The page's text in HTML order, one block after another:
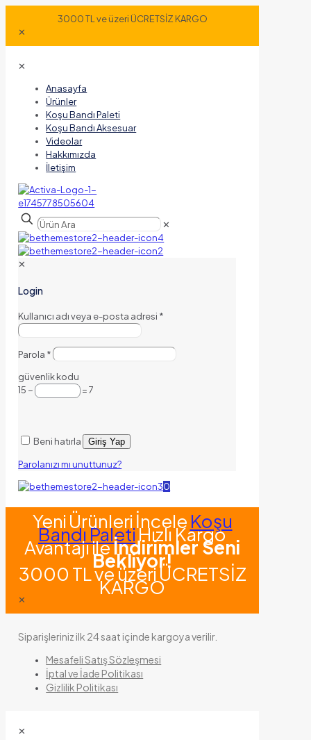
3000 TL ve üzeri ÜCRETSİZ KARGO
✕
✕
Anasayfa
Ürünler
Koşu Bandı Paleti
Koşu Bandı Aksesuar
Videolar
Hakkımızda
İletişim
✕
✕
Login
Kullanıcı adı veya e-posta adresi *
Parola *
güvenlik kodu
15 −
= 7
Beni hatırla Giriş Yap
Parolanızı mı unuttunuz?
0
Yeni Ürünleri İncele Koşu
Bandı PaletiHızlı Kargo
Avantajı ileİndirimler Seni
Bekliyor!
3000 TL ve üzeri ÜCRETSİZ
KARGO
✕
Siparişleriniz ilk 24 saat içinde kargoya verilir.
Mesafeli Satış Sözleşmesi
İptal ve İade Politikası
Gizlilik Politikası
✕